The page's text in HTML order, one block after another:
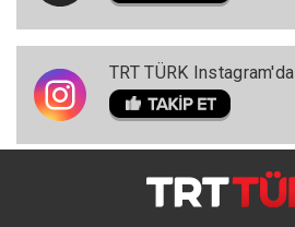
TRT TÜRK Instagram'da